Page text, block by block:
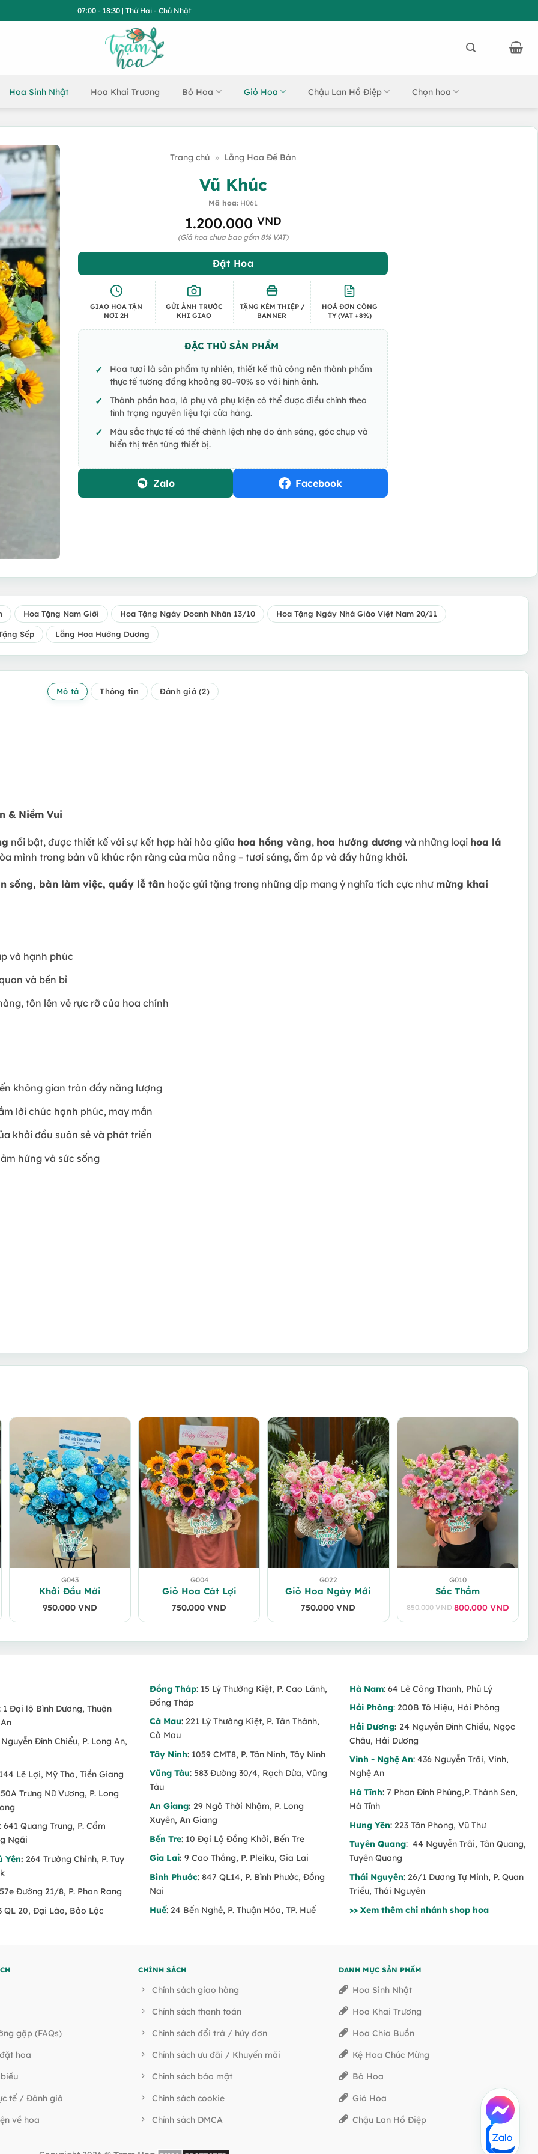
07:00 - 18:30 | Thứ Hai - Chủ Nhật
Hoa Sinh Nhật Hoa Khai Trương Bó Hoa Giỏ Hoa Chậu Lan Hồ Điệp Chọn hoa
Trang chủ » Lẵng Hoa Để Bàn
Vũ Khúc
Mã hoa: H061
1.200.000 VND
(Giá hoa chưa bao gồm 8% VAT)
Đặt Hoa
GIAO HOA TẬN
NƠI 2H
GỬI ẢNH TRƯỚC
KHI GIAO
TẶNG KÈM THIỆP /
BANNER
HOÁ ĐƠN CÔNG
TY (VAT +8%)
ĐẶC THÙ SẢN PHẨM
Hoa tươi là sản phẩm tự nhiên, thiết kế thủ công nên thành phẩm
thực tế tương đồng khoảng 80–90% so với hình ảnh.
Thành phần hoa, lá phụ và phụ kiện có thể được điều chỉnh theo
tình trạng nguyên liệu tại cửa hàng.
Màu sắc thực tế có thể chênh lệch nhẹ do ánh sáng, góc chụp và
hiển thị trên từng thiết bị.
Zalo Facebook
Hoa Tặng Nam Giới Hoa Tặng Ngày Doanh Nhân 13/10 Hoa Tặng Ngày Nhà Giáo Việt Nam 20/11
Sếp Lẵng Hoa Hướng Dương
Mô tả Thông tin Đánh giá (2)
& Niềm Vui
nổi bật, được thiết kế với sự kết hợp hài hòa giữa hoa hồng vàng, hoa hướng dương và những loại hoa lá
mình trong bản vũ khúc rộn ràng của mùa nắng – tươi sáng, ấm áp và đầy hứng khởi.
sống, bàn làm việc, quầy lễ tân hoặc gửi tặng trong những dịp mang ý nghĩa tích cực như mừng khai
và hạnh phúc
và bền bỉ
tôn lên vẻ rực rỡ của hoa chính
không gian tràn đầy năng lượng
lời chúc hạnh phúc, may mắn
khởi đầu suôn sẻ và phát triển
hứng và sức sống
G043
Khởi Đầu Mới
950.000 VND
G004
Giỏ Hoa Cát Lợi
750.000VND
G022
Giỏ Hoa Ngày Mới
750.000VND
G010
Sắc Thắm
850.000VND Giá
gốc
850.000 VND.
800.000VND
Giá
hiện
là:
1 Đại lộ Bình Dương, Thuận
Đình Chiểu, P. Long An,
Lê Lợi, Mỹ Tho, Tiền Giang
Trưng Nữ Vương, P. Long
: 641 Quang Trung, P. Cẩm
Ngãi
Yên: 264 Trường Chinh, P. Tuy
Đường 21/8, P. Phan Rang
QL 20, Đại Lào, Bảo Lộc
Đồng Tháp: 15 Lý Thường Kiệt, P. Cao Lãnh,
Đồng Tháp
Cà Mau: 221 Lý Thường Kiệt, P. Tân Thành,
Cà Mau
Tây Ninh: 1059 CMT8, P. Tân Ninh, Tây Ninh
Vũng Tàu: 583 Đường 30/4, Rạch Dừa, Vũng
Tàu
An Giang: 29 Ngô Thời Nhậm, P. Long
Xuyên, An Giang
Bến Tre: 10 Đại Lộ Đồng Khởi, Bến Tre
Gia Lai: 9 Cao Thắng, P. Pleiku, Gia Lai
Bình Phước: 847 QL14, P. Bình Phước, Đồng
Nai
Huế: 24 Bến Nghé, P. Thuận Hóa, TP. Huế
Hà Nam: 64 Lê Công Thanh, Phủ Lý
Hải Phòng: 200B Tô Hiệu, Hải Phòng
Hải Dương: 24 Nguyễn Đình Chiểu, Ngọc
Châu, Hải Dương
Vinh - Nghệ An: 436 Nguyễn Trãi, Vinh,
Nghệ An
Hà Tĩnh: 7 Phan Đình Phùng,P. Thành Sen,
Hà Tĩnh
Hưng Yên: 223 Tân Phong, Vũ Thư
Tuyên Quang: 44 Nguyễn Trãi, Tân Quang,
Tuyên Quang
Thái Nguyên: 26/1 Dương Tự Minh, P. Quan
Triều, Thái Nguyên
>> Xem thêm chi nhánh shop hoa
gặp (FAQs)
hoa
tế / Đánh giá
về hoa
CHÍNH SÁCH
Chính sách giao hàng
Chính sách thanh toán
Chính sách đổi trả / hủy đơn
Chính sách ưu đãi / Khuyến mãi
Chính sách bảo mật
Chính sách cookie
Chính sách DMCA
DANH MỤC SẢN PHẨM
Hoa Sinh Nhật
Hoa Khai Trương
Hoa Chia Buồn
Kệ Hoa Chúc Mừng
Bó Hoa
Giỏ Hoa
Chậu Lan Hồ Điệp